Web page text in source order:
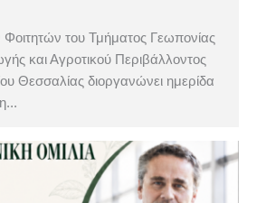
του Τμήματος Γεωπονίας
και Αγροτικού Περιβάλλοντος
Θεσσαλίας διοργανώνει ημερίδα